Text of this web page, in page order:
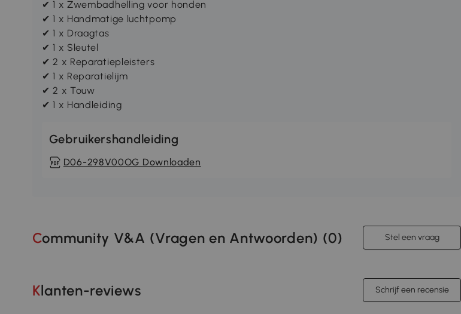
✔ 1 x Zwembadhelling voor honden
✔ 1 x Handmatige luchtpomp
✔ 1 x Draagtas
✔ 1 x Sleutel
✔ 2 x Reparatiepleisters
✔ 1 x Reparatielijm
✔ 2 x Touw
✔ 1 x Handleiding
Gebruikershandleiding
D06-298V00OG Downloaden
Community V&A (Vragen en Antwoorden) (0) Stel een vraag
Klanten-reviews Schrijf een recensie